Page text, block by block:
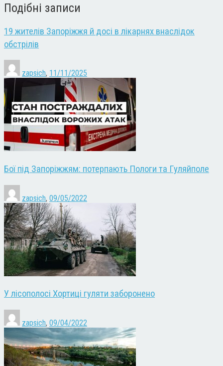
Подібні записи
19 жителів Запоріжжя й досі в лікарнях внаслідок
обстрілів
zapsich, 11/11/2025
Бої під Запоріжжям: потерпають Пологи та Гуляйполе
zapsich, 09/05/2022
У лісополосі Хортиці гуляти заборонено
zapsich, 09/04/2022